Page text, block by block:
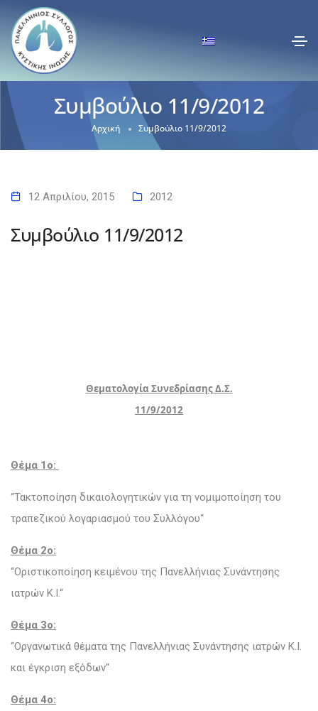
Συμβούλιο 11/9/2012
Αρχική Συμβούλιο 11/9/2012
12 Απριλίου, 2015 2012
Συμβούλιο 11/9/2012
Θεματολογία Συνεδρίασης Δ.Σ.
11/9/2012
Θέμα 1ο:
“Τακτοποίηση δικαιολογητικών για τη νομιμοποίηση του
τραπεζικού λογαριασμού του Συλλόγου“
Θέμα 2ο:
“Οριστικοποίηση κειμένου της Πανελλήνιας Συνάντησης
ιατρών Κ.Ι.“
Θέμα 3ο:
“Οργανωτικά θέματα της Πανελλήνιας Συνάντησης ιατρών Κ.Ι.
και έγκριση εξόδων“
Θέμα 4ο: